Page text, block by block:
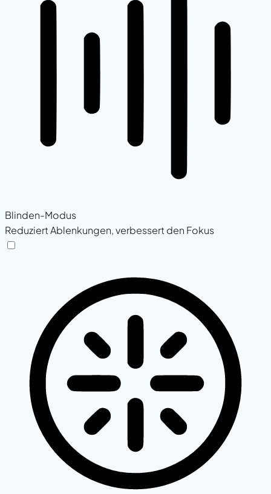
Blinden-Modus
Reduziert Ablenkungen, verbessert den Fokus